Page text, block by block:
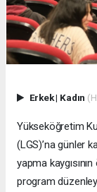
Erkek| Kadın
Yükseköğretim
(LGS)’na günler
yapma
program